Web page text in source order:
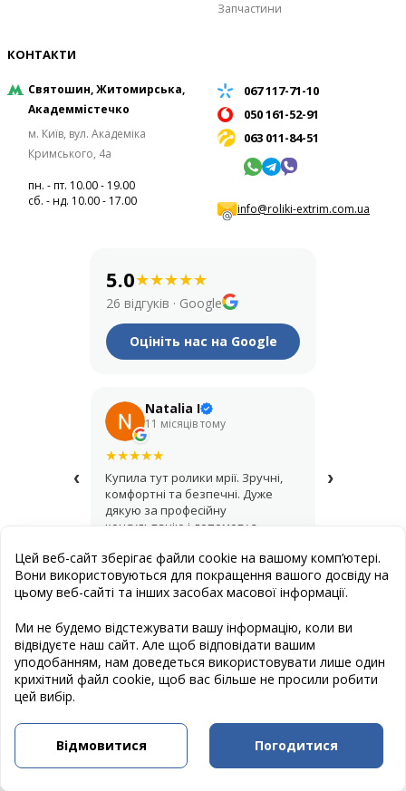
Запчастини
КОНТАКТИ
Святошин, Житомирська,
Академмістечко
м. Київ, вул. Академіка
Кримського, 4а
пн. - пт. 10.00 - 19.00
сб. - нд. 10.00 - 17.00
067 117-71-10
050 161-52-91
063 011-84-51
info@roliki-extrim.com.ua
5.0★★★★★
26 відгуків · Google
Оцініть нас на Google
‹
Natalia I
11 місяців тому
★★★★★
Купила тут ролики мрії. Зручні,
комфортні та безпечні. Дуже
дякую за професійну
консультацію і допомогу з
›
Публична оферта
Створення сайту: Естет Дизайн Студія
Програмування сайту: www.cravter.com
Всі права захищені. При використанні матеріалів посилання
на сайт обов'язкове.
Цей веб-сайт зберігає файли cookie на вашому комп’ютері.
Вони використовуються для покращення вашого досвіду на
цьому веб-сайті та інших засобах масової інформації.
Ми не будемо відстежувати вашу інформацію, коли ви
відвідуєте наш сайт. Але щоб відповідати вашим
уподобанням, нам доведеться використовувати лише один
крихітний файл cookie, щоб вас більше не просили робити
цей вибір.
Відмовитися Погодитися